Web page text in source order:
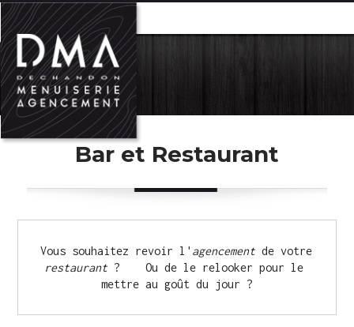
MENU
Bar et Restaurant
Vous souhaitez revoir l' agencement
restaurant ?    Ou de le relooker pour le
mettre au goût du jour ?